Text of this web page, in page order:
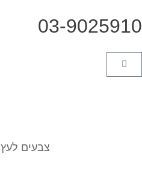
03-9025910
צבעים לעץ